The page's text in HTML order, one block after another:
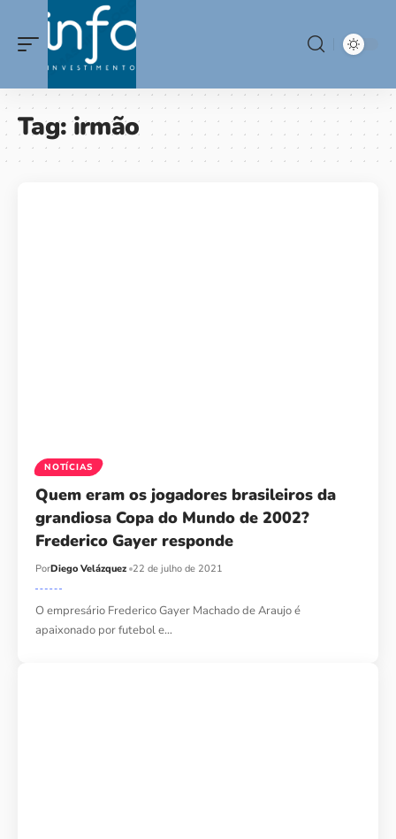
Tag:irmão
NOTÍCIAS
Quem eram os jogadores brasileiros da
grandiosa Copa do Mundo de 2002?
Frederico Gayer responde
PorDiego Velázquez 22 de julho de 2021
O empresário Frederico Gayer Machado de Araujo é
apaixonado por futebol e…